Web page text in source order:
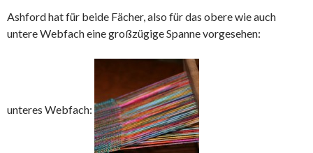
Ashford hat für beide Fächer, also für das obere wie auch
untere Webfach eine großzügige Spanne vorgesehen:
unteres Webfach: